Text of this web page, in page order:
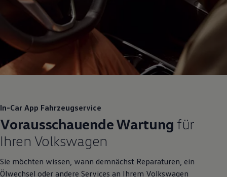
In-Car App Fahrzeugservice
Vorausschauende Wartung für
Ihren Volkswagen
Sie möchten wissen, wann demnächst Reparaturen, ein
Ölwechsel oder andere Services an Ihrem Volkswagen